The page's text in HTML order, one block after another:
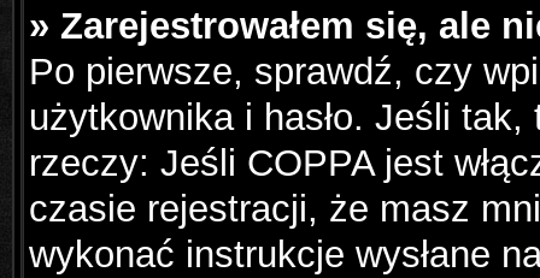
» Zarejestrowałem się, ale
Po pierwsze, sprawdź, czy
użytkownika i hasło. Jeśli
rzeczy: Jeśli COPPA jest
czasie rejestracji, że masz
wykonać instrukcje wysłane